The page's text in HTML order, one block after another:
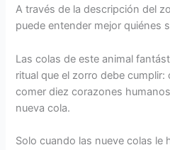
A través de la descripción del
puede entender mejor quiénes
Las colas de este animal
ritual que el zorro debe
comer diez corazones
nueva cola.
Solo cuando las nueve colas le